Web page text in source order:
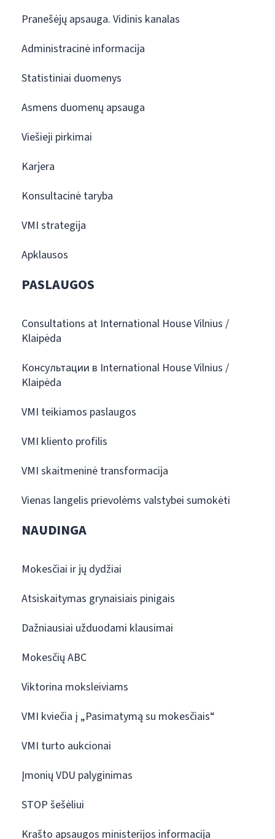
Pranešėjų apsauga. Vidinis kanalas
Administracinė informacija
Statistiniai duomenys
Asmens duomenų apsauga
Viešieji pirkimai
Karjera
Konsultacinė taryba
VMI strategija
Apklausos
PASLAUGOS
Consultations at International House Vilnius /
Klaipėda
Консультации в International House Vilnius /
Klaipėda
VMI teikiamos paslaugos
VMI kliento profilis
VMI skaitmeninė transformacija
Vienas langelis prievolėms valstybei sumokėti
NAUDINGA
Mokesčiai ir jų dydžiai
Atsiskaitymas grynaisiais pinigais
Dažniausiai užduodami klausimai
Mokesčių ABC
Viktorina moksleiviams
VMI kviečia į „Pasimatymą su mokesčiais“
VMI turto aukcionai
Įmonių VDU palyginimas
STOP šešėliui
Krašto apsaugos ministerijos informacija